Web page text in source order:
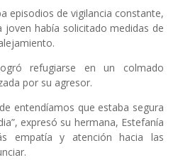
episodios de vigilancia constante,
había solicitado medidas de
refugiarse en un colmado
por su agresor.
entendíamos que estaba segura
expresó su hermana, Estefanía
empatía y atención hacia las